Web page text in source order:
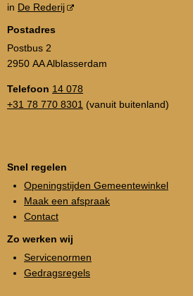
in De Rederij
Postadres
Postbus 2
2950 AA Alblasserdam
Telefoon 14 078
+31 78 770 8301 (vanuit buitenland)
Snel regelen
Openingstijden Gemeentewinkel
Maak een afspraak
Contact
Zo werken wij
Servicenormen
Gedragsregels